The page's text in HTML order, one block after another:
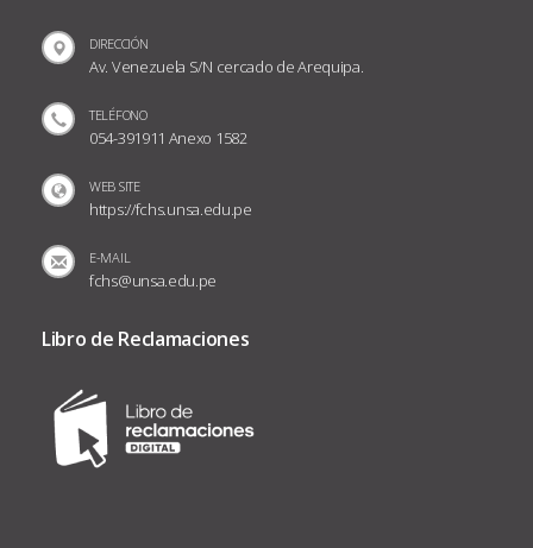
DIRECCIÓN
Av. Venezuela S/N cercado de Arequipa.
TELÉFONO
054-391911 Anexo 1582
WEB SITE
https://fchs.unsa.edu.pe
E-MAIL
fchs@unsa.edu.pe
Libro de Reclamaciones